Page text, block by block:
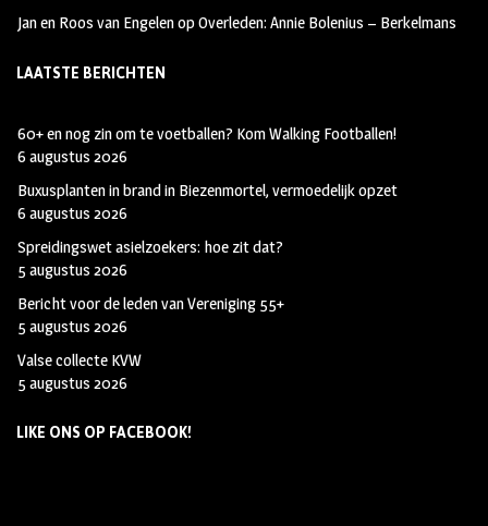
Jan en Roos van EngelenopOverleden: Annie Bolenius – Berkelmans
LAATSTE BERICHTEN
60+ en nog zin om te voetballen? Kom Walking Footballen!
6 augustus 2026
Buxusplanten in brand in Biezenmortel, vermoedelijk opzet
6 augustus 2026
Spreidingswet asielzoekers: hoe zit dat?
5 augustus 2026
Bericht voor de leden van Vereniging 55+
5 augustus 2026
Valse collecte KVW
5 augustus 2026
LIKE ONS OP FACEBOOK!